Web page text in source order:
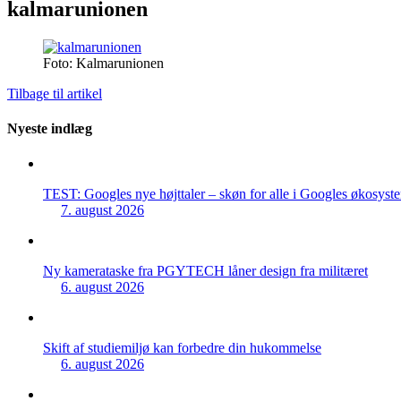
kalmarunionen
Foto: Kalmarunionen
Tilbage til artikel
Nyeste indlæg
TEST: Googles nye højttaler – skøn for alle i Googles
7. august 2026
Ny kamerataske fra PGYTECH låner design fra militæret
6. august 2026
Skift af studiemiljø kan forbedre din hukommelse
6. august 2026